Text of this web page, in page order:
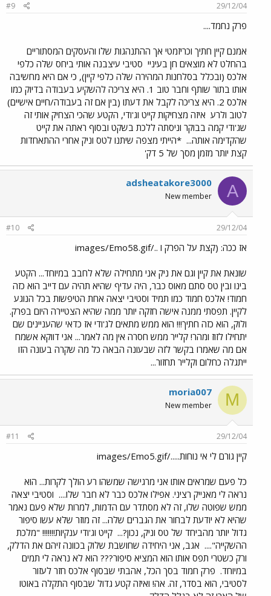
29/12/04
#9
פרק נחמד....
אמנם קיין חתיך וכריזמטי אך ההתנהגות שלו והעסקים המסתוריים
בהחלט לא מוצאים חן בעיניי סטיבי עיצבנה אותי ביחס שלה כלפי
אלכס (ובכלל בסלחנות המהירה שלה כלפי קיין), כי אם היא מחשיבה
אותו בתור שותף וחבר טוב 1. היא צריכה להשקיע בעבודה בדיוק כמו
אלכס 2. היא צריכה לקבל את דעתו (בין אם זה בעבודה/חיים אישיים)
לטוב ולרע איזה מצחיקות קייט וג'ודי, הקטע שהכי הצחיק אותי זה
שג'ודי קמה בבוקר וניסתה ללכת בשקט ובסוף ראתה את קייט
שהקדימה אותה... *הייתי מצפה שיתנו לטס וניק אחרי ההתאחדות
קצת יותר מזמן מסך של 5 דק'
A
adsheatakore3000
New member
29/12/04
#10
אז ככה: (קצת על הפרק ו ../images/Emo58.gif
שונאת את קיין וגם את ניק אני מתחילה שלא לחבב במיוחד... הקטע
בינו ובין טס סתם מאוס כבר, היה עדיף שהיא תהיה עם דייב הוא כזה
חמוד! אלכס חמוד כמו תמיד וסטיבי יצאה אחת הטיפשות בכל הנוגע
לקיין. תפסתי ממנה אישה חזקה יותר ממה שהיא הצטיירה היום בפרק.
ולוק, הוא כזה חתיך!!! הוא ממש מתאים לג'ודי אז כדאי שהעניינים שם
יתחילו לזוז ומהר! קלייר ממש חסרה אין מה לאמר... אני דווקא אשמח
אם מה שאמרו בקשר לזה שבעונה הבאה כל מה שקרה בעונה הזו
ייתגלה כחלום וקלייר תחזור...
M
moria007
New member
29/12/04
#11
קיין גורם לי אי נוחות...../images/Emo5.gif
כל פעם שמראים אותו אני מרגישה שמשהו רע הולך לקרות... הוא
נראה לי מאנייק רציני. אפילו אלכס כבר לא חבר שלו.... וסטיבי יצאה
ממש שפוטה שלו, זה לא מסתדר עם הדמות, למרות שלא פעם נאמר
שהיא לא יודעת לבחור את הגברים שלה... זה מוזר שלא עשו סיפור
גדול יותר מהביחד של טס וניק, נכון?... קייט וג'ודי ענקיות!!!!!!! "מלכת
ההשקייה".... אגב, אני היחידה שחושבת שלוק בכוונה זיהם את הדלק,
ורק כשטרי תפס אותו הוא המציא סיפור??? הוא לא נראה לי תמים
במיוחד. פרק חמוד בסך הכל, אהבתי שבסוף אלכס חזר לעזור
לסטיבי, הוא בסדר, זה. אה! ואיזה קטע גדול שבסוף התקלה באוטו